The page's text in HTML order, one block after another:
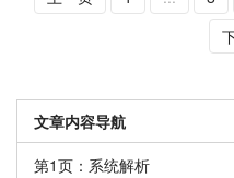
文章内容导航
第1页：系统解析